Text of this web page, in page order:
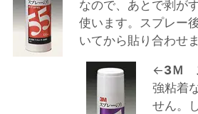
なので、あとで剥が
使います。スプレー
いてから貼り合わせま
←3Ｍ
強粘着
せん。